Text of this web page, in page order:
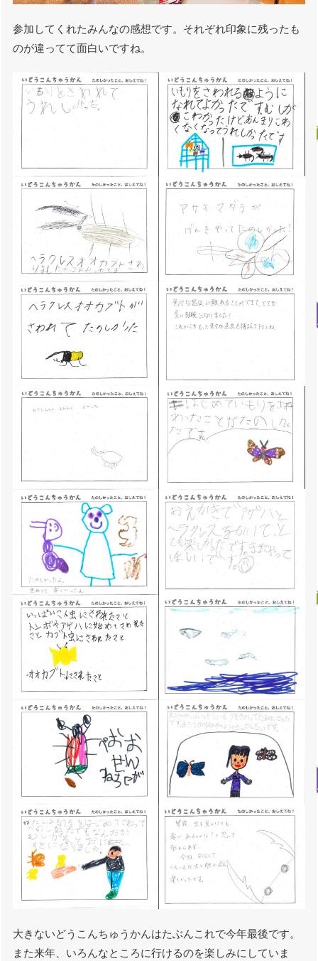
参加してくれたみんなの感想です。それぞれ印象に残ったも
のが違ってて面白いですね。
大きないどうこんちゅうかんはたぶんこれで今年最後です。
また来年、いろんなところに行けるのを楽しみにしていま